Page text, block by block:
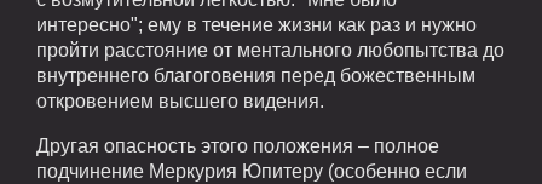
интересно"; ему в течение жизни как раз и нужно
пройти расстояние от ментального любопытства до
внутреннего благоговения перед божественным
откровением высшего видения.
Другая опасность этого положения – полное
подчинение Меркурия Юпитеру (особенно если